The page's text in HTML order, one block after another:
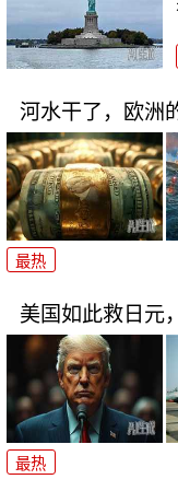
河水干了，欧洲
最热
美国如此救日元
最热